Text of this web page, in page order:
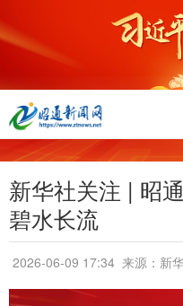
新华社关注 | 昭
碧水长流
2026-06-09 17:34 来源：新